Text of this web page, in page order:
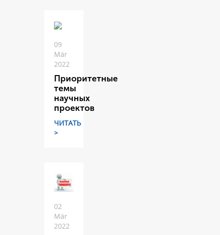
09
Mär
2022
Приоритетные
темы
научных
проектов
ЧИТАТЬ
>
02
Mär
2022